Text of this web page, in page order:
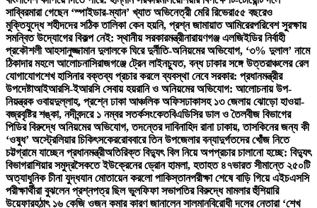
সাব্বিরমারা গেছেন ‘স্পাইডার-ম্যান’ খ্যাত অভিনেত্রী মেরি রিভেরা৫৫ বছরেও
মুক্তিযুদ্ধে শহীদদের সঠিক তালিকা কেন হয়নি, প্রশ্ন জামায়াত আমিরেরপরিবেশ সুরক্ষায়
সমন্বিত উদ্যোগের বিকল্প নেই: স্থানীয় সরকারমন্ত্রীনারায়ণগঞ্জ এলজিইডির নির্বাহী
প্রকৌশলী আহসানুজ্জামান দুলালকে ঘিরে দুর্নীতি-অনিয়মের অভিযোগ, ‘৩% দুলাল’ নামে
ঠিকাদার মহলে আলোচনাসিরাজগঞ্জে ট্রেন লাইনচ্যুত, বন্ধ ঢাকার সঙ্গে উত্তরাঞ্চলের রেল
যোগাযোগশেখ হাসিনার বক্তব্য প্রচার করলে ব্যবস্থা নেবে সরকার: প্রধানমন্ত্রীর
উপদেষ্টাআইআরসি-ইআরসি সেবায় হয়রানি ও অনিয়মের অভিযোগ: আলোচনায় উপ-
নিয়ন্ত্রক ওবায়দুল্লাহ, প্রশ্নে ঢাকা আঞ্চলিক অফিসঢাকাসহ ১৩ জেলায় ঝোড়ো হাওয়া-
বজ্রবৃষ্টির শঙ্কা, নদীবন্দরে ১ নম্বর সতর্কসংকেতবিএডিসির ডাল ও তৈলবীজ বিভাগের
পিডির বিরুদ্ধে অনিয়মের অভিযোগ, তদন্তের দাবিনাহিদ রানা ঢাকায়, তাসকিনের জন্য কী
‘ওষুধ’ অস্ট্রেলিয়ার চিকিৎসকেররোববারে তিন উপজেলার বন্যাদুর্গতদের খোঁজ নিতে
চট্টগ্রামে যাচ্ছেন প্রধানমন্ত্রীঅতিরিক্ত বিদ্যুৎ বিল নিয়ে অপপ্রচার চালানো হচ্ছে: বিদ্যুৎ
বিভাগরাশিয়ার সমুদ্রসৈকতে ইউক্রেনের ড্রোন হামলা, হতাহত ৪৭ভারত সীমান্তে ২৫০টি
অত্যাধুনিক চীনা যুদ্ধযান মোতায়েন করলো পাকিস্তানপরীক্ষা শেষে বাড়ি গিয়ে এইচএসসি
পরীক্ষার্থীরা বুঝলেন প্রশ্নপত্র ছিল ভুলফিফা সভাপতির বিরুদ্ধে মামলার হুঁশিয়ারি
উয়েফারহঠাৎ ১৬ কেজি ওজন কমার কারণ জানালেন সালমানবিরোধী দলের নেতারা ‘শেখ